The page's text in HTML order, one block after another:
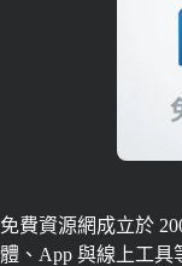
免費資源網成立於
體、App 與線上工具